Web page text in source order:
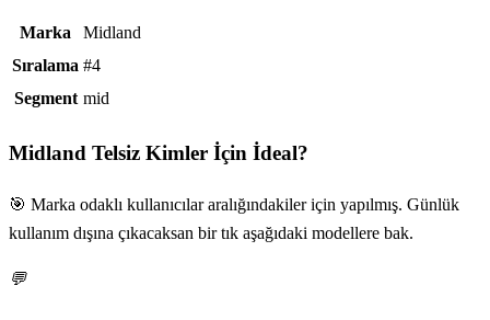
Teknik özellikler
Marka
Midland
Sıralama #4
Segment mid
Midland Telsiz Kimler İçin İdeal?
🎯 Marka odaklı kullanıcılar aralığındakiler için yapılmış. Günlük
kullanım dışına çıkacaksan bir tık aşağıdaki modellere bak.
💬